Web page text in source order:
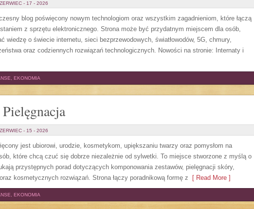
- 17 - 2026
blog poświęcony nowym technologiom oraz wszystkim zagadnieniom, które łączą
z sprzętu elektronicznego. Strona może być przydatnym miejscem dla osób,
wiedzę o świecie internetu, sieci bezprzewodowych, światłowodów, 5G, chmury,
oraz codziennych rozwiązań technologicznych. Nowości na stronie: Internaty i
EKONOMIA
- 15 - 2026
jest ubiorowi, urodzie, kosmetykom, upiększaniu twarzy oraz pomysłom na
które chcą czuć się dobrze niezależnie od sylwetki. To miejsce stworzone z myślą o
przystępnych porad dotyczących komponowania zestawów, pielęgnacji skóry,
kosmetycznych rozwiązań. Strona łączy poradnikową formę z [ Read More ]
EKONOMIA